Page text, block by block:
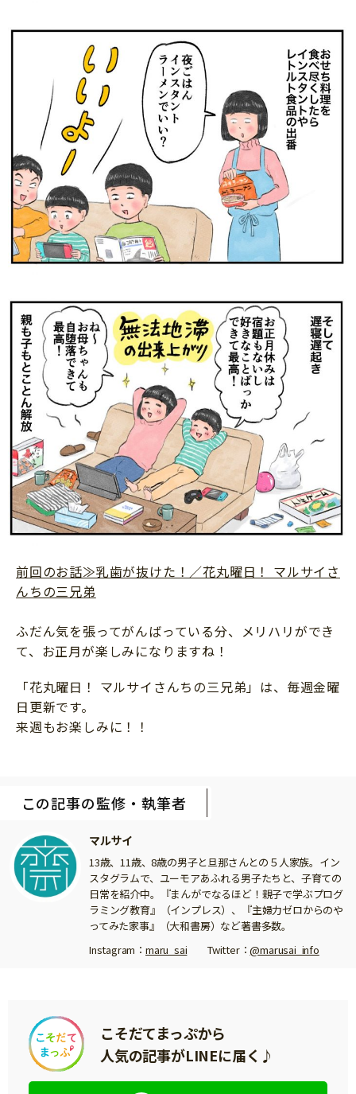
前回のお話≫乳歯が抜けた！／花丸曜日！ マルサイさ
んちの三兄弟
ふだん気を張ってがんばっている分、メリハリができ
て、お正月が楽しみになりますね！
「花丸曜日！ マルサイさんちの三兄弟」は、毎週金曜
日更新です。
来週もお楽しみに！！
この記事の監修・執筆者
マルサイ
13歳、11歳、8歳の男子と旦那さんとの５人家族。イン
スタグラムで、ユーモアあふれる男子たちと、子育ての
日常を紹介中。『まんがでなるほど！親子で学ぶプログ
ラミング教育』（インプレス）、『主婦力ゼロからのや
ってみた家事』（大和書房）など著書多数。
Instagram： maru_sai Twitter：@marusai_info
こそだてまっぷから
人気の記事がLINEに届く♪